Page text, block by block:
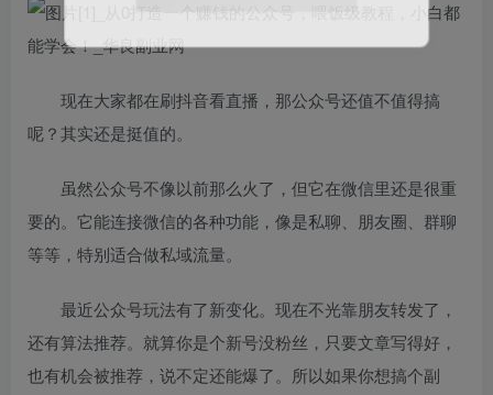
现在大家都在刷抖音看直播，那公众号还值不值得搞
呢？其实还是挺值的。
虽然公众号不像以前那么火了，但它在微信里还是很重
要的。它能连接微信的各种功能，像是私聊、朋友圈、群聊
等等，特别适合做私域流量。
最近公众号玩法有了新变化。现在不光靠朋友转发了，
还有算法推荐。就算你是个新号没粉丝，只要文章写得好，
也有机会被推荐，说不定还能爆了。所以如果你想搞个副